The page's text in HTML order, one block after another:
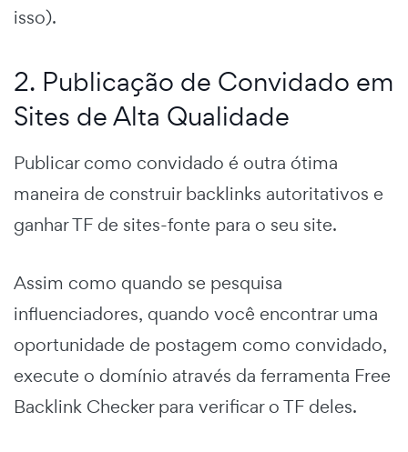
isso).
2. Publicação de Convidado em
Sites de Alta Qualidade
Publicar como convidado é outra ótima
maneira de construir backlinks autoritativos e
ganhar TF de sites-fonte para o seu site.
Assim como quando se pesquisa
influenciadores, quando você encontrar uma
oportunidade de postagem como convidado,
execute o domínio através da ferramenta Free
Backlink Checker para verificar o TF deles.